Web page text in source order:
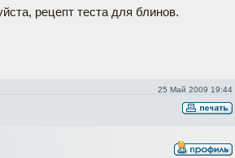
рецепт теста для блинов.
25 Май 2009 19:44